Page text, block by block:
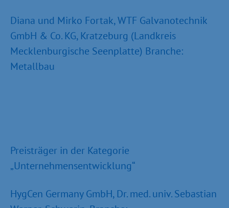
Diana und Mirko Fortak, WTF Galvanotechnik
GmbH & Co. KG, Kratzeburg (Landkreis
Mecklenburgische Seenplatte) Branche:
Metallbau
Preisträger in der Kategorie
„Unternehmensentwicklung“
HygCen Germany GmbH, Dr. med. univ. Sebastian